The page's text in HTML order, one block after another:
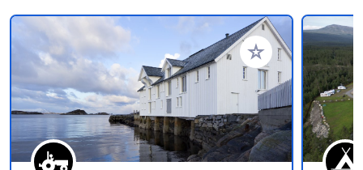
Voeg toe aan je